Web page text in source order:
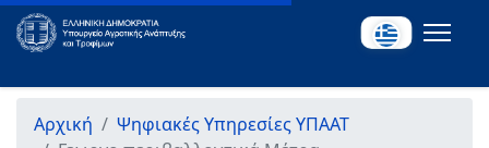
Αρχική
Ψηφιακές Υπηρεσίες ΥΠΑΑΤ